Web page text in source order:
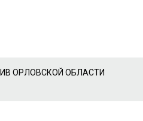
ОРЛОВСКОЙ ОБЛАСТИ